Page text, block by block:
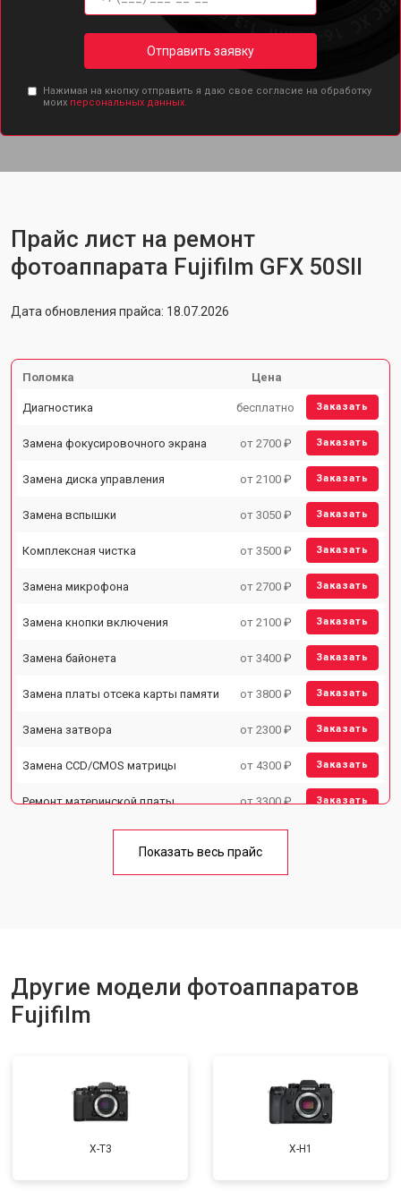
Отправить заявку
Нажимая на кнопку отправить я даю свое согласие на обработку
моих персональных данных.
Прайс лист на ремонт
фотоаппарата Fujifilm GFX 50SII
Дата обновления прайса: 18.07.2026
Поломка Цена
Диагностика бесплатно Заказать
Замена фокусировочного экрана от 2700 ₽ Заказать
Замена диска управления от 2100 ₽ Заказать
Замена вспышки от 3050 ₽ Заказать
Комплексная чистка от 3500 ₽ Заказать
Замена микрофона от 2700 ₽ Заказать
Замена кнопки включения от 2100 ₽ Заказать
Замена байонета от 3400 ₽ Заказать
Замена платы отсека карты памяти от 3800 ₽ Заказать
Замена затвора от 2300 ₽ Заказать
Замена CCD/CMOS матрицы от 4300 ₽ Заказать
Ремонт материнской платы от 3300 ₽ Заказать
Показать весь прайс
Другие модели фотоаппаратов
Fujifilm
X-T3 X-H1